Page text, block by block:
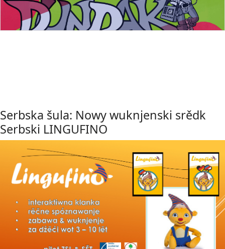
Serbska šula: Nowy wuknjenski srědk
Serbski LINGUFINO